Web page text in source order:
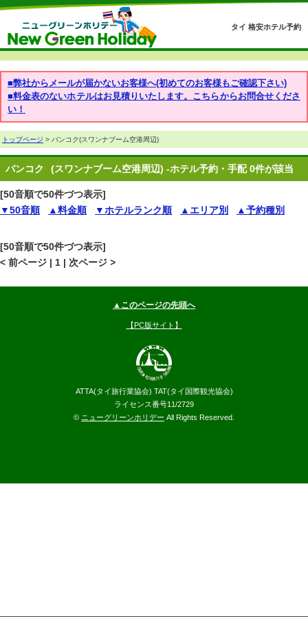
タイ 格安ホテル予約
■弊社からメールが届かないお客様へ(初めてのお客様もご確認下さい)
■料金表のないホテルはお見積りいたします。こちらからお問合せくださ
い！
トップページ > バンコク(スワンナブーム空港周辺)
バンコク (スワンナブーム空港周辺) -ホテル予約・手配 0件が該当
[50音順で50件づつ表示]
▼50音順
▲料金順 ▼ホテルランク順 ▲エリア別 ▲予約種別
[50音順で50件づつ表示]
< 前ページ | 1 | 次ページ >
▲このページの先頭へ
【PC版サイト】
ATTA(タイ旅行業協会) TAT(タイ国際観光協会)
ライセンス番号11/2729
© ニューグリーンホリデー All Rights Reserved.